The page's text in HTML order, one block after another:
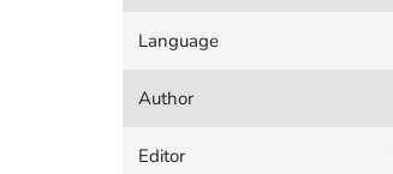
Language
Author
Editor